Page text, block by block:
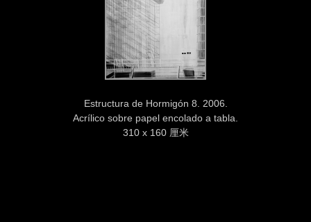
Estructura de Hormigón 8. 2006.
Acrílico sobre papel encolado a tabla.
310 x 160 厘米